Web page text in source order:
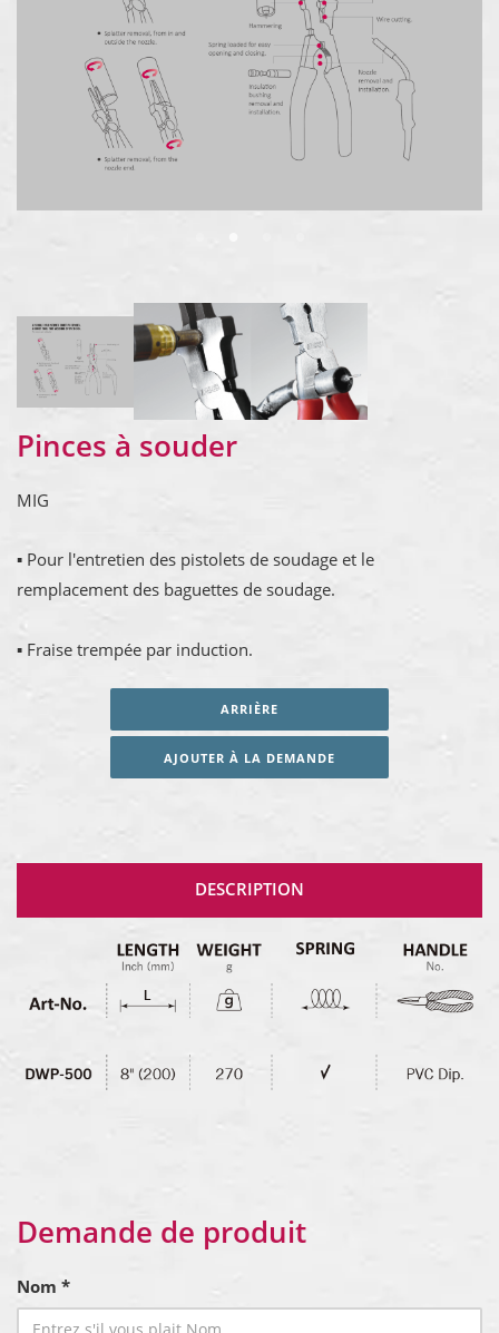
Pinces à souder
MIG
▪ Pour l'entretien des pistolets de soudage et le
remplacement des baguettes de soudage.
▪ Fraise trempée par induction.
ARRIÈRE
AJOUTER À LA DEMANDE
DESCRIPTION
Demande de produit
Nom *